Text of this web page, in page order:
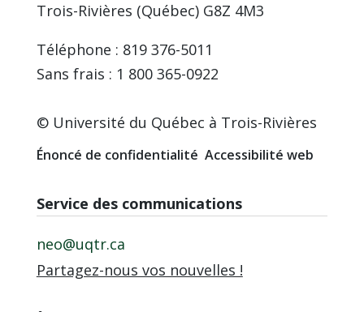
Trois-Rivières (Québec) G8Z 4M3
Téléphone : 819 376-5011
Sans frais : 1 800 365-0922
© Université du Québec à Trois-Rivières
Énoncé de confidentialité Accessibilité web
Service des communications
neo@uqtr.ca
Partagez-nous vos nouvelles !